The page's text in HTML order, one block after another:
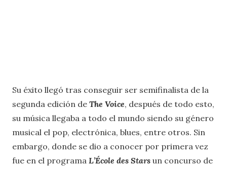
Su éxito llegó tras conseguir ser semifinalista de la
segunda edición de The Voice, después de todo esto,
su música llegaba a todo el mundo siendo su género
musical el pop, electrónica, blues, entre otros. Sin
embargo, donde se dio a conocer por primera vez
fue en el programa L’École des Stars un concurso de